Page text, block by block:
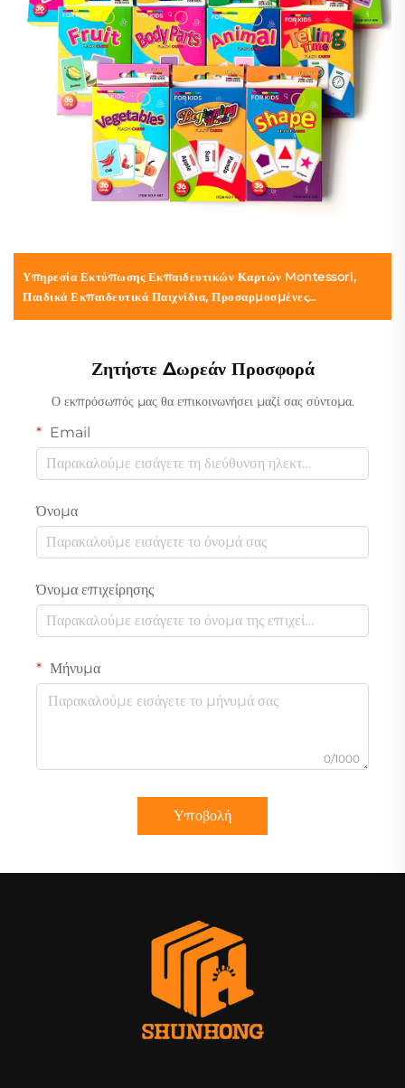
Υπηρεσία Εκτύπωσης Εκπαιδευτικών Καρτών Montessori,
Παιδικά Εκπαιδευτικά Παιχνίδια, Προσαρμοσμένες
Ζητήστε Δωρεάν Προσφορά
Ο εκπρόσωπός μας θα επικοινωνήσει μαζί σας σύντομα.
Email
Όνομα
Όνομα επιχείρησης
Μήνυμα
0/1000
Υποβολή